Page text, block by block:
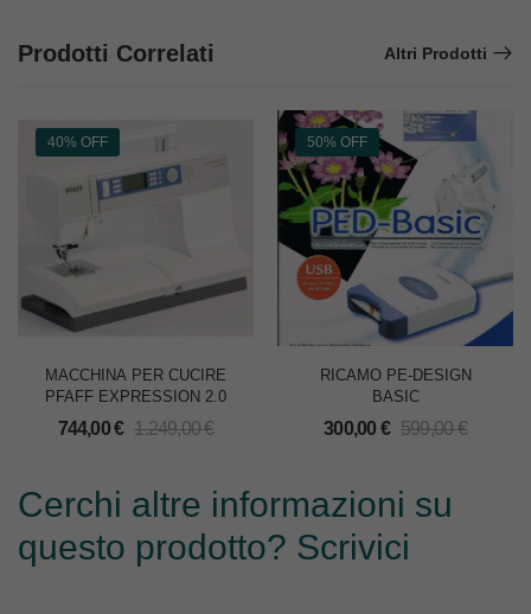
Prodotti Correlati Altri Prodotti
40% OFF
MACCHINA PER CUCIRE
PFAFF EXPRESSION 2.0
744,00€ 1.249,00€
50% OFF
RICAMO PE-DESIGN
BASIC
300,00 € 599,00€
Cerchi altre informazioni su
questo prodotto? Scrivici